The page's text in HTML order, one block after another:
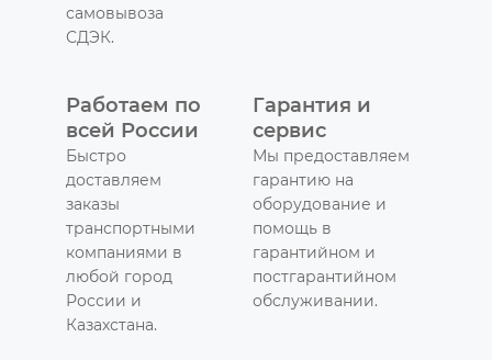
самовывоза
СДЭК.
Работаем по
всей России
Быстро
доставляем
заказы
транспортными
компаниями в
любой город
России и
Казахстана.
Гарантия и
сервис
Мы предоставляем
гарантию на
оборудование и
помощь в
гарантийном и
постгарантийном
обслуживании.